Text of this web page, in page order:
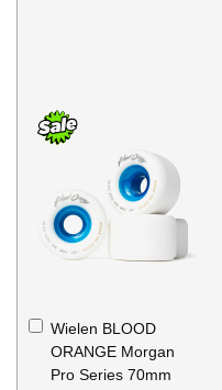
Wielen BLOOD
ORANGE Morgan
Pro Series 70mm
In
Winkelwagen